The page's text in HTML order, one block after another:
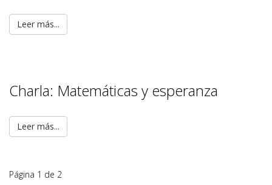
Leer más...
Charla: Matemáticas y esperanza
Leer más...
Página 1 de 2